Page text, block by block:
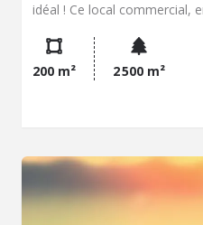
idéal ! Ce local commercial,
accueillir vos projets
vastes bureaux divisibles, 2
vitrine d’env. 10 m pour une
parking à proximité
INFORMATIONS ET
(Photo non contractuelle)
200 m² 2 500 m²